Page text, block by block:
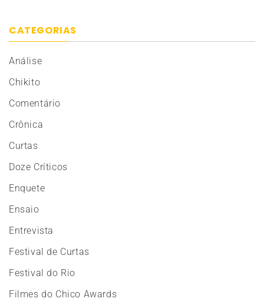
CATEGORIAS
Análise
Chikito
Comentário
Crônica
Curtas
Doze Críticos
Enquete
Ensaio
Entrevista
Festival de Curtas
Festival do Rio
Filmes do Chico Awards